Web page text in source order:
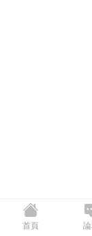
首頁